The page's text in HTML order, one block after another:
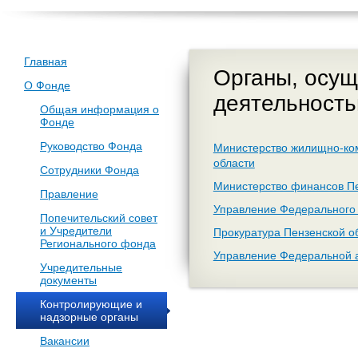
Главная
О Фонде
Общая информация о
Фонде
Руководство Фонда
Сотрудники Фонда
Правление
Попечительский совет
и Учредители
Регионального фонда
Учредительные
документы
Контролирующие и
надзорные органы
Вакансии
Органы,
Министерство жилищно-
области
Министерство финансов
Управление Федерального
Прокуратура Пензенской
Управление Федеральной